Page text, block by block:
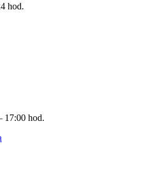
hod.
17:00 hod.